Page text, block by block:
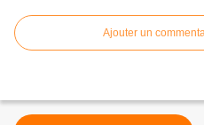
Ajouter un